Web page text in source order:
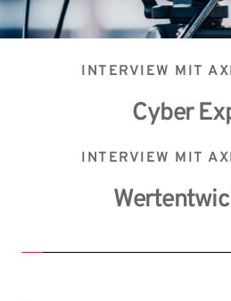
INTERVIEW MIT
Cyber
INTERVIEW MIT